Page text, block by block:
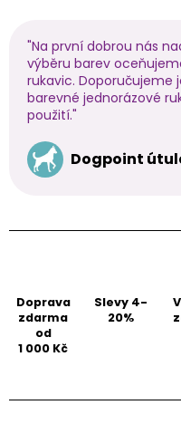
"Na první dobrou nás
výběru barev
rukavic. Doporučujeme
barevné jednorázové
použití."
Dogpoint
Doprava
zdarma
od
1 000 Kč
Slevy 4-
20%